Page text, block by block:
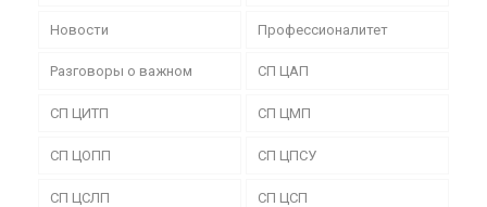
Новости Профессионалитет
Разговоры о важном СП ЦАП
СП ЦИТП СП ЦМП
СП ЦОПП СП ЦПСУ
СП ЦСЛП СП ЦСП